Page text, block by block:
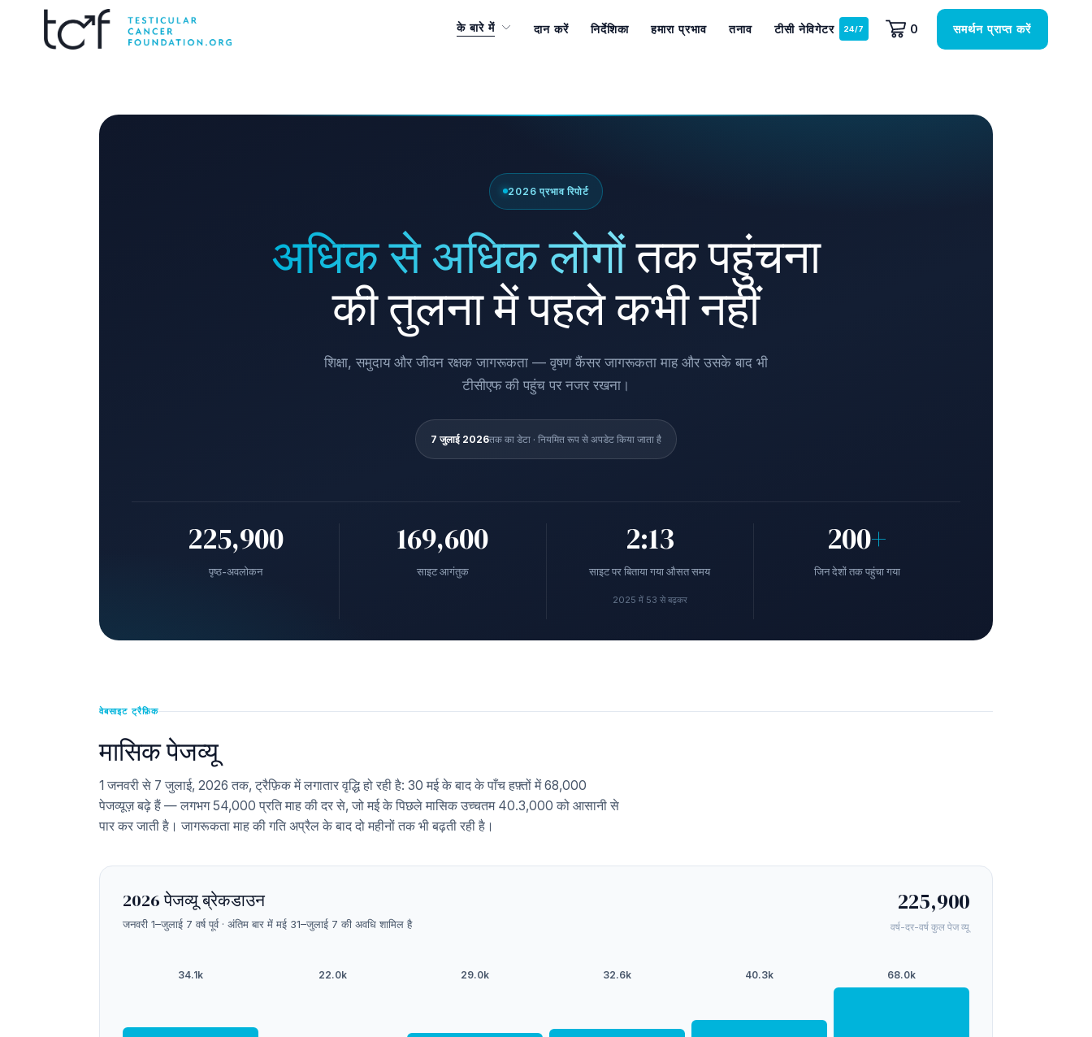
के बारे में दान करें निर्देशिका हमारा प्रभाव तनाव टीसी नेविगेटर 0 समर्थन प्राप्त करें
2026 प्रभाव रिपोर्ट
अधिक से अधिक लोगोंतक पहुंचना
की तुलना में पहले कभी नहीं
शिक्षा, समुदाय और जीवन रक्षक जागरूकता — वृषण कैंसर जागरूकता माह और उसके बाद भी
टीसीएफ की पहुंच पर नजर रखना।
7 जुलाई 2026तक का डेटा · नियमित रूप से अपडेट किया जाता है
225,900
पृष्ठ-अवलोकन
169,600
साइट आगंतुक
2:13
साइट पर बिताया गया औसत समय
2025 में 53 से बढ़कर
200+
जिन देशों तक पहुंचा गया
वेबसाइट ट्रैफ़िक
मासिक पेजव्यू
1 जनवरी से 7 जुलाई, 2026 तक, ट्रैफ़िक में लगातार वृद्धि हो रही है: 30 मई के बाद के पाँच हफ़्तों में 68,000
पेजव्यूज़ बढ़े हैं — लगभग 54,000 प्रति माह की दर से, जो मई के पिछले मासिक उच्चतम 40.3,000 को आसानी से
पार कर जाती है। जागरूकता माह की गति अप्रैल के बाद दो महीनों तक भी बढ़ती रही है।
2026 पेजव्यू ब्रेकडाउन
जनवरी 1–जुलाई 7 वर्ष पूर्व · अंतिम बार में मई 31–जुलाई 7 की अवधि शामिल है
225,900
वर्ष-दर-वर्ष कुल पेज व्यू
34.1k 22.0k 29.0k 32.6k 40.3k 68.0k